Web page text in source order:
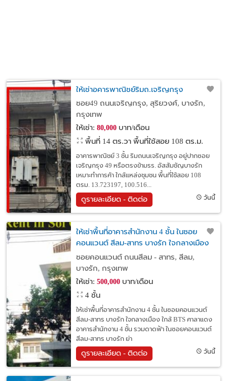
ให้เช่าอคารพาณิชย์ริมถ.เจริญกรุง
ซอย49 ถนนเจริญกรุง, สุริยวงศ์, บางรัก,
กรุงเทพ
ให้เช่า: 80,000บาท/เดือน
พื้นที่ 14 ตร.วา พื้นที่ใช้สอย 108 ตร.ม.
อาคารพาณิชย์ 3 ชั้น ริมถนนเจริญกรุง อยู่ปากซอย
เจริญกรุง 49 หรือตรงข้ามรร. อัสสัมชัญบางรัก
เหมาะทำการค้า ใกล้แหล่งชุมชน พื้นที่ใช้สอย 108
ตรม. 13.723197, 100.516...
ดูรายละเอียด - ติดต่อ วันนี้
ให้เช่าพื้นที่อาคารสำนักงาน 4 ชั้น ในซอย
คอนแวนต์ สีลม-สาทร บางรัก ใจกลางเมือง
ใกล้ BTS ศาลาแดง
ซอยคอนแวนต์ ถนนสีลม - สาทร, สีลม,
บางรัก, กรุงเทพ
ให้เช่า: 500,000บาท/เดือน
4 ชั้น
ให้เช่าพื้นที่อาคารสำนักงาน 4 ชั้น ในซอยคอนแวนต์
สีลม-สาทร บางรัก ใจกลางเมือง ใกล้ BTS ศาลาแดง
อาคารสำนักงาน 4 ชั้น รวมดาดฟ้า ในซอยคอนแวนต์
สีลม-สาทร บางรัก ย่า
ดูรายละเอียด - ติดต่อ วันนี้